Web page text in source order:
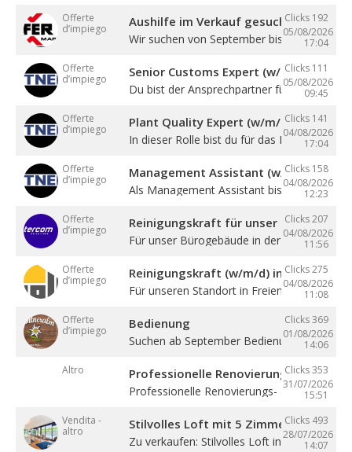
Offerte
d’impiego
Clicks 192
05/08/2026
17:04
Aushilfe im Verkauf gesucht
Wir suchen von September bis Dezember
Offerte
d’impiego
Clicks 111
05/08/2026
09:45
Senior Customs Expert (w/m/d)
Du bist der Ansprechpartner für alle
Offerte
d’impiego
Clicks 141
04/08/2026
17:04
Plant Quality Expert (w/m/d)
In dieser Rolle bist du für das Management
Offerte
d’impiego
Clicks 158
04/08/2026
12:23
Management Assistant (w/m/d)
Als Management Assistant bist du eine ...
Offerte
d’impiego
Clicks 207
04/08/2026
11:56
Reinigungskraft für unser
Für unser Bürogebäude in der
Offerte
d’impiego
Clicks 275
04/08/2026
11:08
Reinigungskraft (w/m/d) in Teilzeit
Für unseren Standort in Freienfeld suchen ...
Offerte
d’impiego
Clicks 369
01/08/2026
14:06
Bedienung
Suchen ab September Bedienung in
Altro
Clicks 353
31/07/2026
15:51
Professionelle Renovierung
Professionelle Renovierungs- &
Vendita -
altro
Clicks 493
28/07/2026
14:07
Stilvolles Loft mit 5 Zimmern
Zu verkaufen: Stilvolles Loft in Sterzing! ...